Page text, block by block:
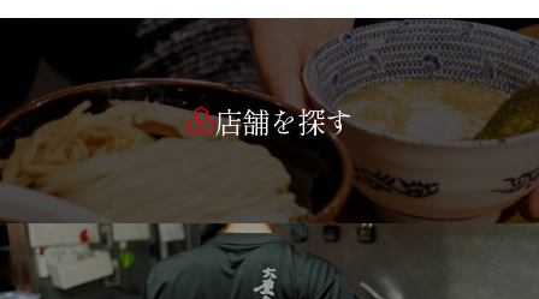
店舗を探す